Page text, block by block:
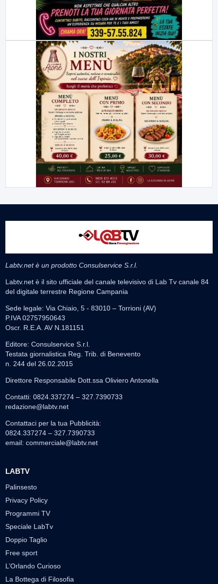
Labtv.net è un prodotto Consulservice S.r.l.
Labtv.net è il sito ufficiale del canale televisivo di Lab Tv canale 84
del digitale terrestre Regione Campania
Sede legale: Via Chiaio, 5 - 83010 – Torrioni (AV)
P.IVA 02757950643
Oscr. R.E.A. AV N.181151
Editore: Consulservice S.r.l.
Testata giornalistica Reg. Trib. di Benevento
n. 244 del 26.02.2015
Direttore Responsabile Dott.ssa Oliviero Antonella
Contatti: 0824.337274 – 327.7390733
redazione@labtv.net
Contattaci per la tua Pubblicità:
0824.337274 – 327.7390733
email: commerciale@labtv.net
LABTV
Palinsesto
Privacy Policy
Programmi TV
Speciale LabTv
Doppio Taglio
Free sport
L’Orlando Curioso
La Bottega di Filosofia